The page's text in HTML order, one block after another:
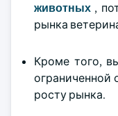
животных ,
рынка
Кроме того,
ограниченной
росту рынка.